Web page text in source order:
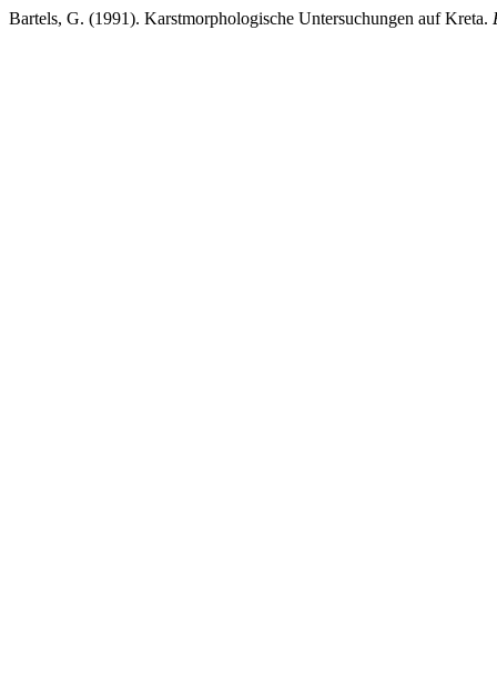
Bartels, G. (1991). Karstmorphologische Untersuchungen auf Kreta.